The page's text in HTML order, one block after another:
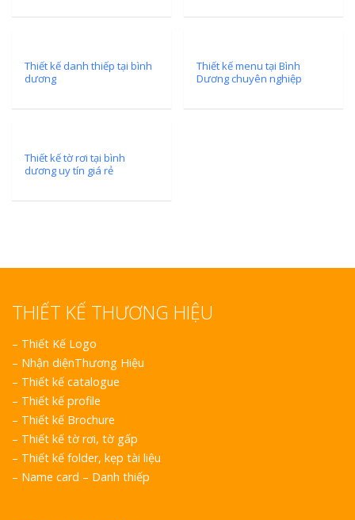
Thiết kế danh thiếp tại bình
dương
Thiết kế menu tại Bình
Dương chuyên nghiệp
Thiết kế tờ rơi tại bình
dương uy tín giá rẻ
THIẾT KẾ THƯƠNG HIỆU
– Thiết Kế Logo
– Nhận diệnThương Hiệu
– Thiết kế catalogue
– Thiết kế profile
– Thiết kế Brochure
– Thiết kế tờ rơi, tờ gấp
– Thiết kế folder, kẹp tài liệu
– Name card – Danh thiếp